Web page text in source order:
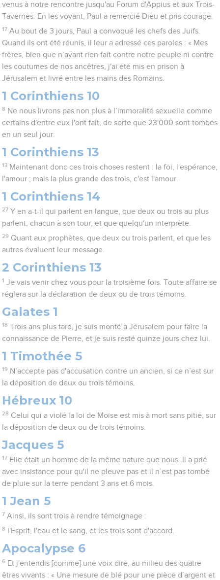
venus à notre rencontre jusqu'au Forum d'Appius et aux Trois-
Tavernes. En les voyant, Paul a remercié Dieu et pris courage.
17 Au bout de 3 jours, Paul a convoqué les chefs des Juifs.
Quand ils ont été réunis, il leur a adressé ces paroles : « Mes
frères, bien que n’ayant rien fait contre notre peuple ni contre
les coutumes de nos ancêtres, j'ai été mis en prison à
Jérusalem et livré entre les mains des Romains.
1 Corinthiens 10
8 Ne nous livrons pas non plus à l’immoralité sexuelle comme
certains d'entre eux l'ont fait, de sorte que 23'000 sont tombés
en un seul jour.
1 Corinthiens 13
13 Maintenant donc ces trois choses restent : la foi, l'espérance,
l'amour ; mais la plus grande des trois, c'est l'amour.
1 Corinthiens 14
27 Y en a-t-il qui parlent en langue, que deux ou trois au plus
parlent, chacun à son tour, et que quelqu'un interprète.
29 Quant aux prophètes, que deux ou trois parlent, et que les
autres évaluent leur message.
2 Corinthiens 13
1 Je vais venir chez vous pour la troisième fois. Toute affaire se
réglera sur la déclaration de deux ou de trois témoins.
Galates 1
18 Trois ans plus tard, je suis monté à Jérusalem pour faire la
connaissance de Pierre, et je suis resté quinze jours chez lui.
1 Timothée 5
19 N’accepte pas d'accusation contre un ancien, si ce n’est sur
la déposition de deux ou trois témoins.
Hébreux 10
28 Celui qui a violé la loi de Moïse est mis à mort sans pitié, sur
la déposition de deux ou de trois témoins.
Jacques 5
17 Elie était un homme de la même nature que nous. Il a prié
avec insistance pour qu'il ne pleuve pas et il n’est pas tombé
de pluie sur la terre pendant 3 ans et 6 mois.
1 Jean 5
7 Ainsi, ils sont trois à rendre témoignage :
8 l'Esprit, l'eau et le sang, et les trois sont d'accord.
Apocalypse 6
6 Et j'entendis [comme] une voix dire, au milieu des quatre
êtres vivants : « Une mesure de blé pour une pièce d’argent et